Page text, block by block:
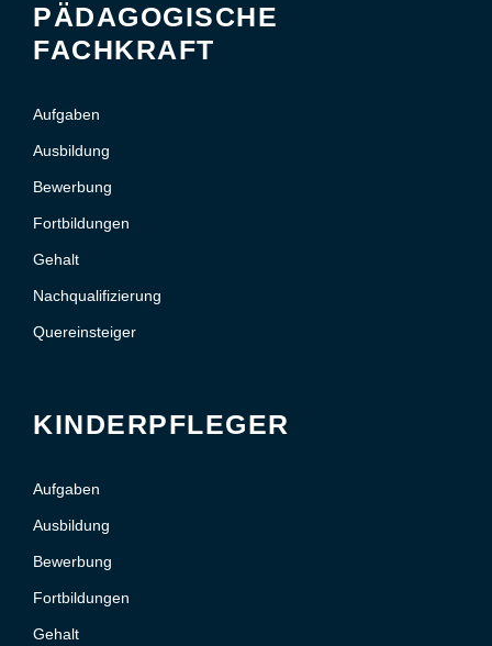
PÄDAGOGISCHE
FACHKRAFT
Aufgaben
Ausbildung
Bewerbung
Fortbildungen
Gehalt
Nachqualifizierung
Quereinsteiger
KINDERPFLEGER
Aufgaben
Ausbildung
Bewerbung
Fortbildungen
Gehalt